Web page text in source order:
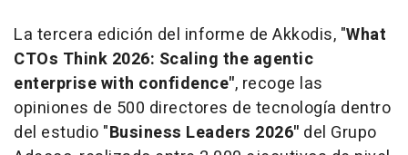
La tercera edición del informe de Akkodis, "What
CTOs Think 2026: Scaling the agentic
enterprise with confidence", recoge las
opiniones de 500 directores de tecnología dentro
del estudio "Business Leaders 2026" del Grupo